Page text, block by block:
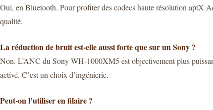
Oui, en Bluetooth. Pour profiter des codecs haute résolution aptX
qualité.
La réduction de bruit est-elle aussi forte que sur un Sony ?
Non. L’ANC du Sony WH-1000XM5 est objectivement plus
activé. C’est un choix d’ingénierie.
Peut-on l’utiliser en filaire ?